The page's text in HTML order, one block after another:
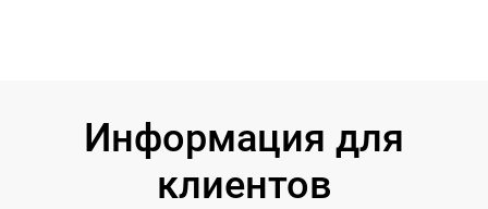
Информация для
клиентов